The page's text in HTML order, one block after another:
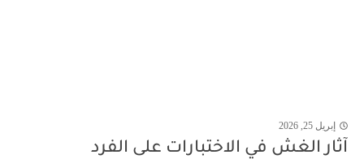
إبريل 25, 2026
آثار الغش في الاختبارات على الفرد